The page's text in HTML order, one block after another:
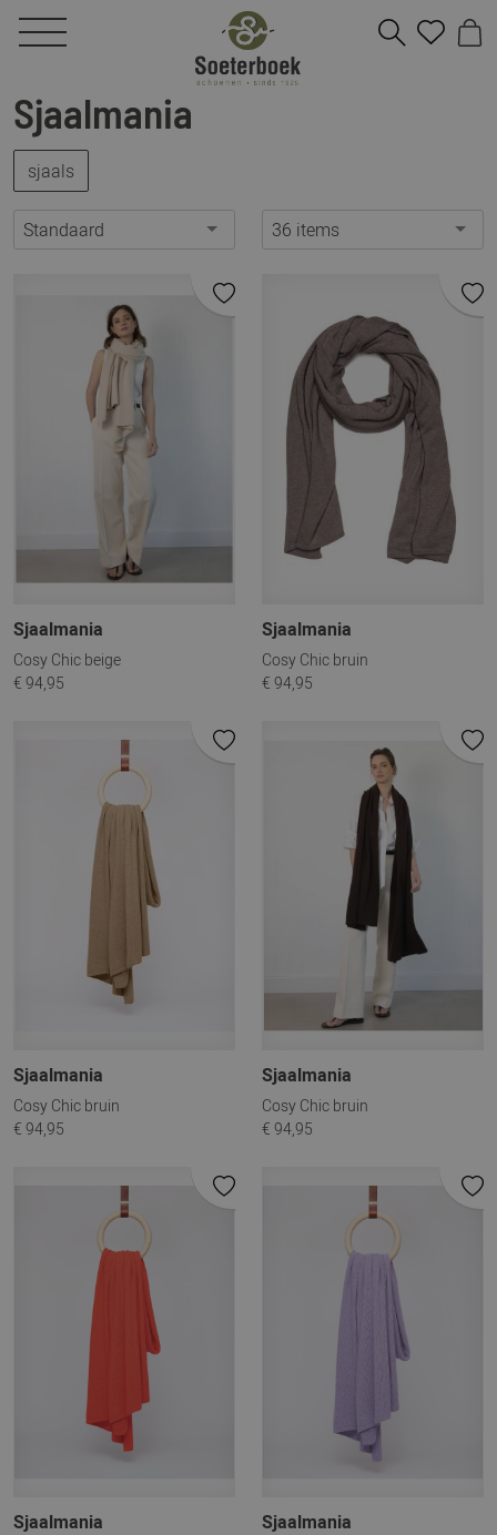
Sjaalmania
sjaals
Standaard 36 items
Sjaalmania
Cosy Chic beige
€ 94,95
Sjaalmania
Cosy Chic bruin
€ 94,95
Sjaalmania
Cosy Chic bruin
€ 94,95
Sjaalmania
Cosy Chic bruin
€ 94,95
Sjaalmania Sjaalmania